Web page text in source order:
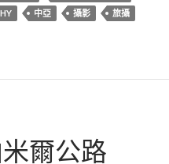
中亞 攝影
旅攝
爾公路